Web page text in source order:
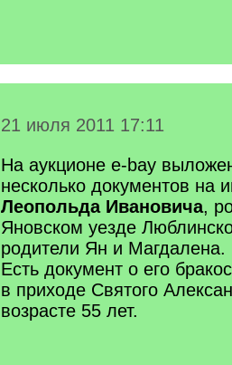
21 июля 2011 17:11
На аукционе e-bay
несколько документов на
Леопольда Ивановича,
Яновском уезде
родители Ян и Магдалена.
Есть документ о его
в приходе Святого
возрасте 55 лет.